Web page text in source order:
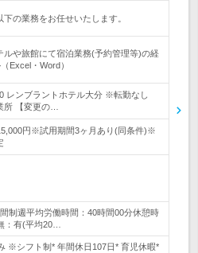
の業務をお任せいたします。
や旅館にて宿泊業務(予約管理等)の経
Excel・Word）
レンブラントホテル大分 ※転勤なし
所 【変更の…
円※試用期間3ヶ月あり(同条件)※
制週平均労働時間：40時間00分休憩時
：有(平均20…
※シフト制* 年間休日107日* 育児休暇*